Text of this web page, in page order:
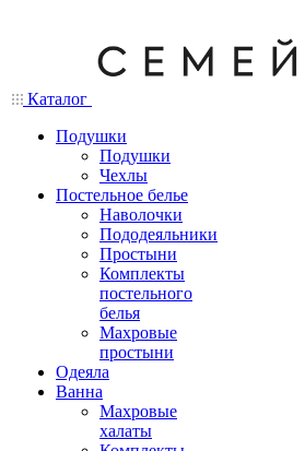
Каталог
Подушки
Подушки
Чехлы
Постельное белье
Наволочки
Пододеяльники
Простыни
Комплекты
постельного
белья
Махровые
простыни
Одеяла
Ванна
Махровые
халаты